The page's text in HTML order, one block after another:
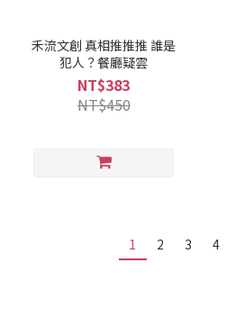
禾流文創 真相推推推 誰是
犯人？餐廳疑雲
NT$383
NT$450
1 2 3 4